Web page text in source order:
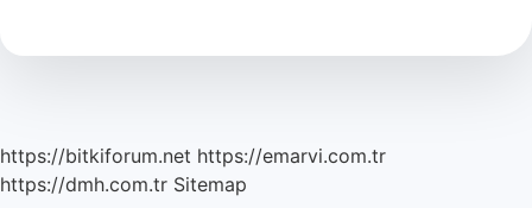
https://bitkiforum.net https://emarvi.com.tr
https://dmh.com.tr Sitemap